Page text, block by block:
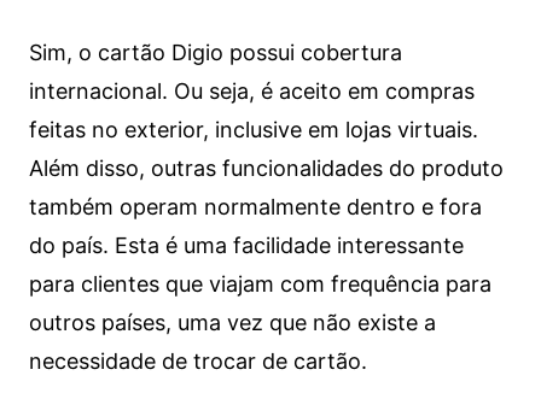
Sim, o cartão Digio possui cobertura
internacional. Ou seja, é aceito em compras
feitas no exterior, inclusive em lojas virtuais.
Além disso, outras funcionalidades do produto
também operam normalmente dentro e fora
do país. Esta é uma facilidade interessante
para clientes que viajam com frequência para
outros países, uma vez que não existe a
necessidade de trocar de cartão.